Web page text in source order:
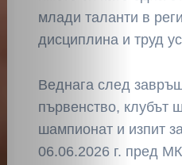
Светско
Крими
Малки
обяви
млади таланти в
дисциплина и труд
Веднага след
първенство, клубът
шампионат и изпит
06.06.2026 г. пред